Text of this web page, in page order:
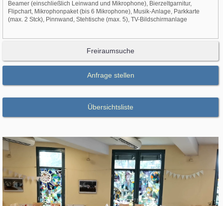
Beamer (einschließlich Leinwand und Mikrophone), Bierzeltgarnitur,
Flipchart, Mikrophonpaket (bis 6 Mikrophone), Musik-Anlage, Parkkarte
(max. 2 Stck), Pinnwand, Stehtische (max. 5), TV-Bildschirmanlage
Freiraumsuche
Anfrage stellen
Übersichtsliste